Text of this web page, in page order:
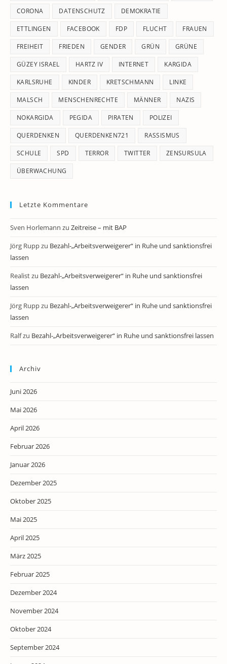
CORONA DATENSCHUTZ DEMOKRATIE
ETTLINGEN FACEBOOK FDP FLUCHT FRAUEN
FREIHEIT FRIEDEN GENDER GRÜN GRÜNE
GÜZEY ISRAEL HARTZ IV INTERNET KARGIDA
KARLSRUHE KINDER KRETSCHMANN LINKE
MALSCH MENSCHENRECHTE MÄNNER NAZIS
NOKARGIDA PEGIDA PIRATEN POLIZEI
QUERDENKEN QUERDENKEN721 RASSISMUS
SCHULE SPD TERROR TWITTER ZENSURSULA
ÜBERWACHUNG
Letzte Kommentare
Sven Horlemann zu Zeitreise – mit BAP
Jörg Ruppzu Bezahl-„Arbeitsverweigerer“ in Ruhe und sanktionsfrei
lassen
Realistzu Bezahl-„Arbeitsverweigerer“ in Ruhe und sanktionsfrei
lassen
Jörg Ruppzu Bezahl-„Arbeitsverweigerer“ in Ruhe und sanktionsfrei
lassen
Ralfzu Bezahl-„Arbeitsverweigerer“ in Ruhe und sanktionsfrei lassen
Archiv
Juni 2026
Mai 2026
April 2026
Februar 2026
Januar 2026
Dezember 2025
Oktober 2025
Mai 2025
April 2025
März 2025
Februar 2025
Dezember 2024
November 2024
Oktober 2024
September 2024